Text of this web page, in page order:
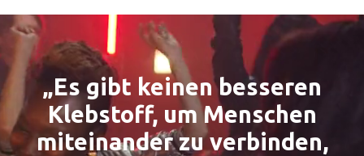
„Es gibt keinen besseren
Klebstoff, um Menschen
miteinander zu verbinden,